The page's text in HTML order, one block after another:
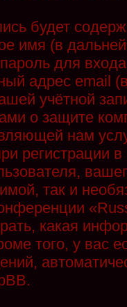
будет
имя (в
для
адрес email
учётной
о защите
нам
регистрации
так и
какая
того, у вас